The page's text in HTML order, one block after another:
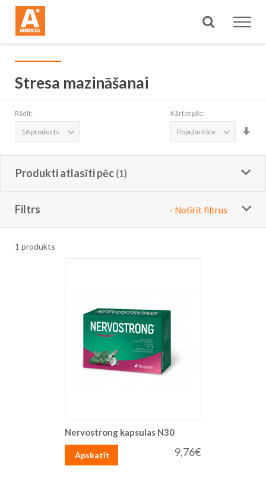
Meklēt
Stresa mazināšanai
Rādīt: Kārtot pēc:
Produkti atlasīti pēc
Filtrs - Notīrīt filtrus
1 produkts
Nervostrong kapsulas N30
9,76€
Apskatīt